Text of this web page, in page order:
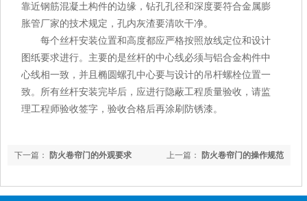
靠近钢筋混凝土构件的边缘，钻孔孔径和深度要符合金属膨
胀管厂家的技术规定，孔内灰渣要清吹干净。
每个丝杆安装位置和高度都应严格按照放线定位和设计
图纸要求进行。主要的是丝杆的中心线必须与铝合金构件中
心线相一致，并且椭圆螺孔中心要与设计的吊杆螺栓位置一
致。所有丝杆安装完毕后，应进行隐蔽工程质量验收，请监
理工程师验收签字，验收合格后再涂刷防锈漆。
上一篇： 防火卷帘门的操作规范
下一篇： 防火卷帘门的外观要求